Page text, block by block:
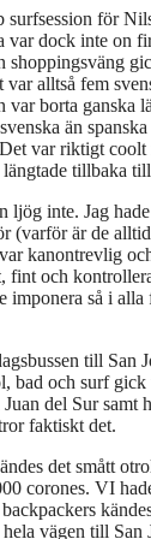
för
dock inte on
shoppingsväng
alltså fem
borta ganska
än
var riktigt
tillbaka
ljög inte. Jag
(varför är de
kanontrevlig
fint och
så i
till
bad och surf
del Sur samt
faktiskt det.
det smått
corones. VI
vägen till San